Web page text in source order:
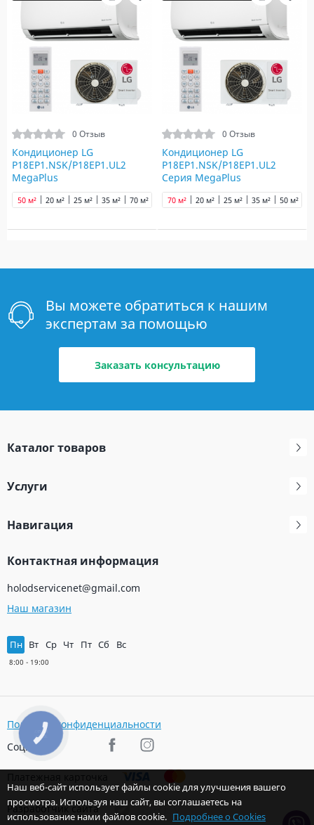
0 Отзыв
Кондиционер LG
P18EP1.NSK/P18EP1.UL2
MegaPlus
20 м² 25 м² 35 м²
50 м² 70 м²
0 Отзыв
Кондиционер LG
P18EP1.NSK/P18EP1.UL2
Серия MegaPlus
20 м² 25 м² 35 м² 50 м²
70 м²
Вы можете обратиться к нашим
экспертам за помощью
Заказать консультацию
Каталог товаров
Услуги
Навигация
Контактная информация
holodservicenet@gmail.com
Наш магазин
Пн Вт Ср Чт Пт Сб Вс
Политика конфиденциальности
Соц. сети
Разработчик сайта
Наш веб-сайт использует файлы cookie для улучшения вашего
просмотра. Используя наш сайт, вы соглашаетесь на
использование нами файлов cookie. Подробнее о Cookies
КНОПКА
ЗВ'ЯЗКУ